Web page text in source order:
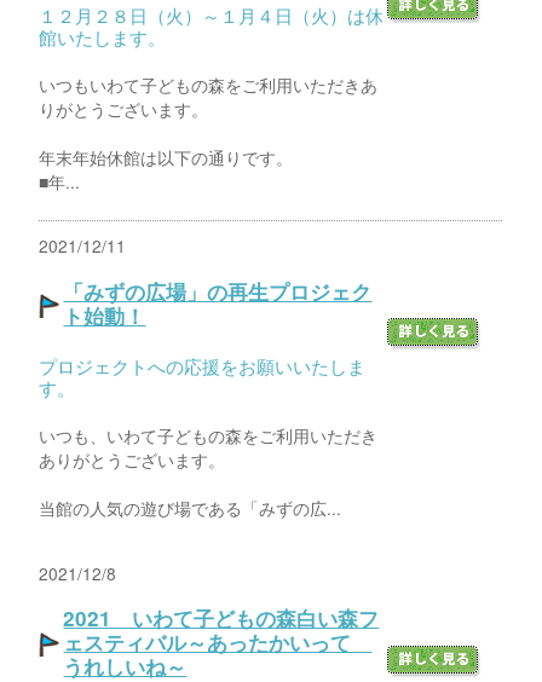
１２月２８日（火）～１月４日（火）は休
館いたします。
いつもいわて子どもの森をご利用いただきあ
りがとうございます。
年末年始休館は以下の通りです。
■年...
2021/12/11
「みずの広場」の再生プロジェク
ト始動！
プロジェクトへの応援をお願いいたしま
す。
いつも、いわて子どもの森をご利用いただき
ありがとうございます。
当館の人気の遊び場である「みずの広...
2021/12/8
2021 いわて子どもの森白い森フ
ェスティバル～あったかいって
うれしいね～